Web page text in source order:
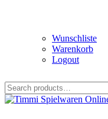
Wunschliste
Warenkorb
Logout
for: